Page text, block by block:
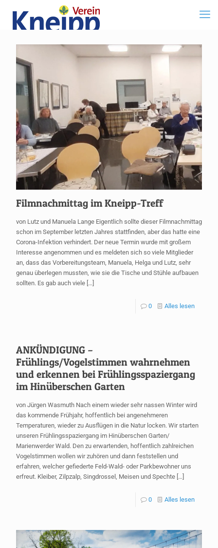
Filmnachmittag im Kneipp-Treff
von Lutz und Manuela Lange Eigentlich sollte dieser Filmnachmittag
schon im September letzten Jahres stattfinden, aber das hatte eine
Corona-Infektion verhindert. Der neue Termin wurde mit großem
Interesse angenommen und es meldeten sich so viele Mitglieder
an, dass das Vorbereitungsteam, Manuela, Helga und Lutz, sehr
genau überlegen mussten, wie sie die Tische und Stühle aufbauen
sollten. Es gab auch viele […]
0 Alles lesen
ANKÜNDIGUNG –
Frühlings/Vogelstimmen wahrnehmen
und erkennen bei Frühlingsspaziergang
im Hinüberschen Garten
von Jürgen Wasmuth Nach einem wieder sehr nassen Winter wird
das kommende Frühjahr, hoffentlich bei angenehmeren
Temperaturen, wieder zu Ausflügen in die Natur locken. Wir starten
unseren Frühlingsspaziergang im Hinüberschen Garten/
Marienwerder Wald. Den zu erwartenden, hoffentlich zahlreichen
Vogelstimmen wollen wir zuhören und dann feststellen und
erfahren, welcher gefiederte Feld-Wald- oder Parkbewohner uns
erfreut. Kleiber, Zilpzalp, Singdrossel, Meisen und Spechte […]
0 Alles lesen